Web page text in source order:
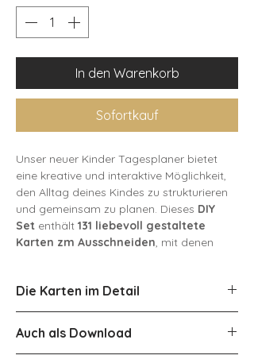
In den Warenkorb
Sofortkauf
Unser neuer Kinder Tagesplaner bietet
eine kreative und interaktive Möglichkeit,
den Alltag deines Kindes zu strukturieren
und gemeinsam zu planen. Dieses DIY
Set enthält 131 liebevoll gestaltete
Karten zm Ausschneiden, mit denen
Anbringen der Karten ist in
verschiedenen Designserhältlich.
Zum Anbringen und Ablösen der Karten
liegen Klettklebepunkte bei sowie ein
Die Karten im Detail
Monatskarte veranschaulicht den
jeweiligen Monat des Jahres.
Auch als Download